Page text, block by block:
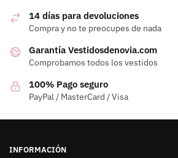
14 días para devoluciones
Compra y no te preocupes de nada
Garantía Vestidosdenovia.com
Comprobamos todos los vestidos
100% Pago seguro
PayPal / MasterCard / Visa
INFORMACIÓN